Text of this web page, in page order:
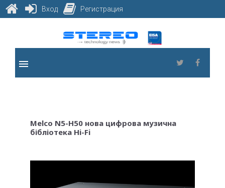
content
Twitter
menu
Melco N5-H50 нова цифрова музична
бібліотека Hi-Fi
Вход Регистрация